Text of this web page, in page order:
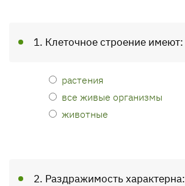
1. Клеточное строение имеют:
растения
все живые организмы
животные
2. Раздражимость характерна: